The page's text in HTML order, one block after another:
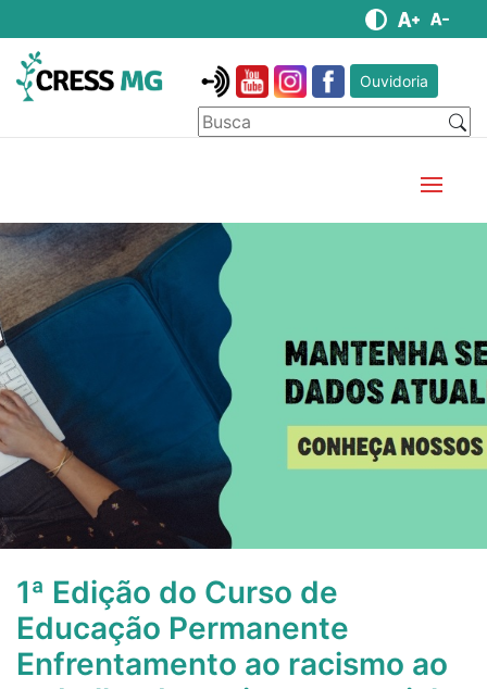
Ouvidoria
1ª Edição do Curso de
Educação Permanente
Enfrentamento ao racismo ao